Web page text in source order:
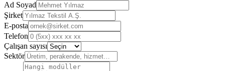
Ad Soyad
Şirket
E-posta
Telefon
Çalışan sayısı
Sektör